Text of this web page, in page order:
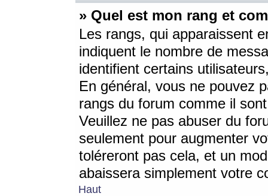
» Quel est mon rang et
Les rangs, qui apparaissent
indiquent le nombre de
identifient certains
En général, vous ne pouvez
rangs du forum comme il
Veuillez ne pas abuser du
seulement pour augmenter
toléreront pas cela, et un
abaissera simplement votre
Haut